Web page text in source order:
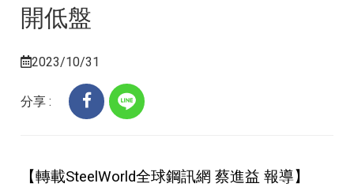
開低盤
2023/10/31
分享 :
【轉載SteelWorld全球鋼訊網 蔡進益 報導】